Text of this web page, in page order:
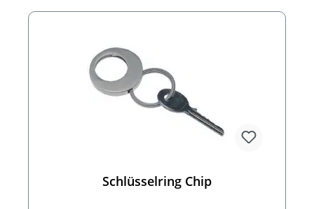
Schlüsselring Chip